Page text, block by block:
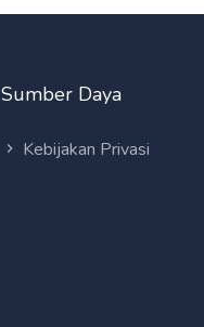
Sumber Daya
Kebijakan Privasi